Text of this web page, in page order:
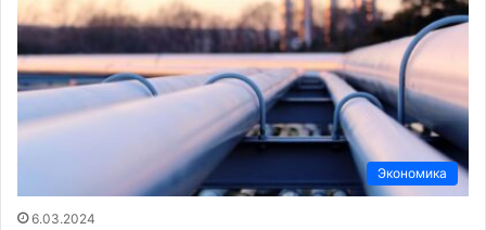
Экономика
6.03.2024